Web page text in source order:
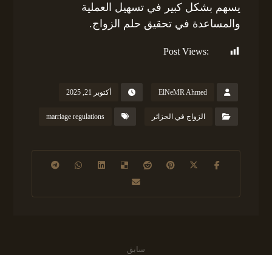
يسهم بشكل كبير في تسهيل العملية
والمساعدة في تحقيق حلم الزواج.
Post Views:
ElNeMR Ahmed أكتوبر 21, 2025
الزواج في الجزائر marriage regulations
سابق